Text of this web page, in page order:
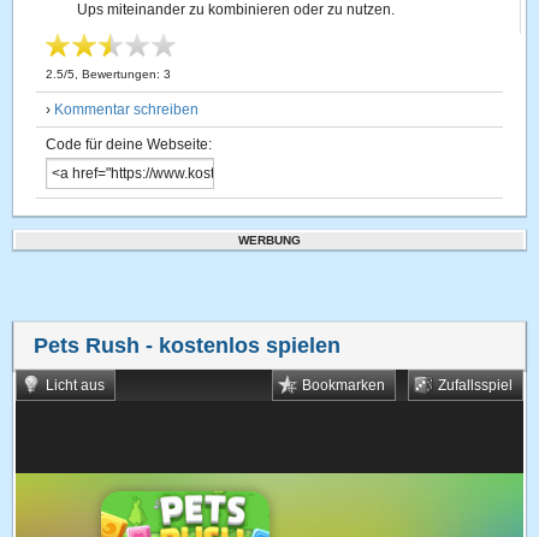
Ups miteinander zu kombinieren oder zu nutzen.
2.5/5 , Bewertungen:3
› Kommentar schreiben
Code für deine Webseite:
WERBUNG
Pets Rush - kostenlos spielen
Licht aus Zufallsspiel
Bookmarken